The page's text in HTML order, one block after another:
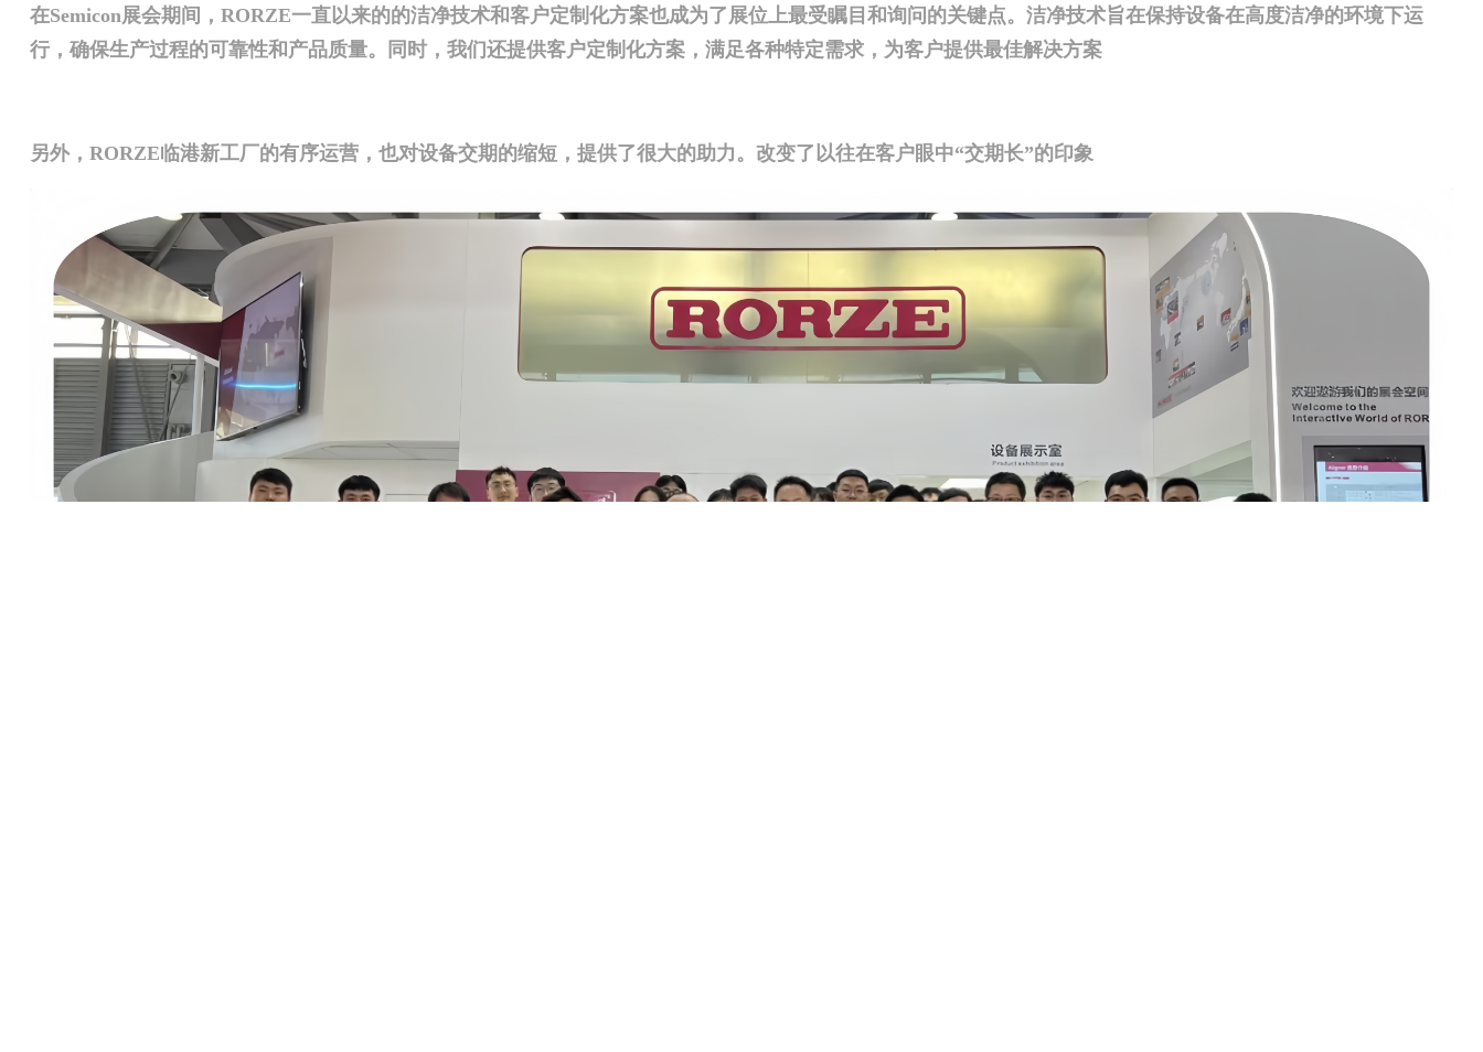
在Semicon展会期间，RORZE一直以来的的洁净技术和客户定制化方案也成为了展位上最受瞩目和询问的关键点。洁净技术旨在保持设备在高度洁净的环境下运
行，确保生产过程的可靠性和产品质量。同时，我们还提供客户定制化方案，满足各种特定需求，为客户提供最佳解决方案
另外，RORZE临港新工厂的有序运营，也对设备交期的缩短，提供了很大的助力。改变了以往在客户眼中“交期长”的印象